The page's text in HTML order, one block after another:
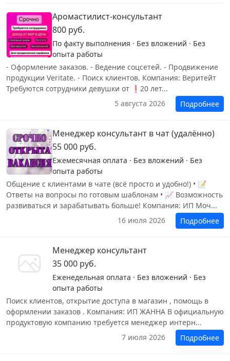
Аромастилист-консультант
800 руб.
По факту выполнения · Без вложений · Без
опыта работы
- Оформление заказов. - Ведение соцсетей. - Продвижение
продукции Veritate. - Поиск клиентов. Компания: Веритейт
Требуются сотрудники девушки от ❗20 лет...
5 августа 2026
Подробнее
Менеджер консультант в чат (удалённо)
55 000 руб.
Ежемесячная оплата · Без вложений · Без
опыта работы
Общение с клиентами в чате (всё просто и удобно!) • 📝
Ответы на вопросы по готовым шаблонам • 📈 Возможность
развиваться и зарабатывать больше! Компания: ИП Моч...
16 июля 2026
Подробнее
Менеджер консультант
35 000 руб.
Еженедельная оплата · Без вложений · Без
опыта работы
Поиск клиентов, открытие доступа в магазин , помощь в
оформлении заказов . Компания: ИП ЖАННА В официальную
продуктовую компанию требуется менеджер интерн...
7 июля 2026
Подробнее